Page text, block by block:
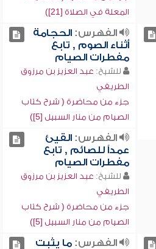
المعلة في الصلاة [21])
الفهرس:الحجامة
أثناء الصوم , تابع
مفطرات الصيام
للشيخ: عبد العزيز بن مرزوق
الطريفي
جزء من محاضرة ( شرح كتاب
الصيام من منار السبيل [5])
الفهرس:القيئ
عمداً للصائم , تابع
مفطرات الصيام
للشيخ: عبد العزيز بن مرزوق
الطريفي
جزء من محاضرة ( شرح كتاب
الصيام من منار السبيل [5])
الفهرس:ما يثبت